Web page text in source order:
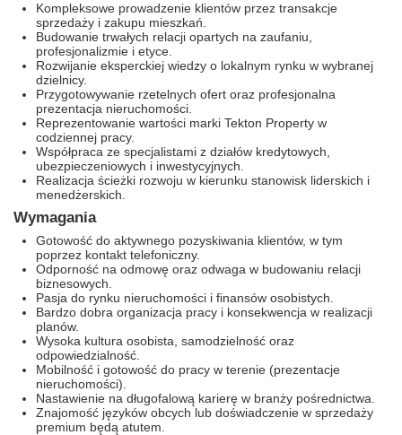
Kompleksowe prowadzenie klientów przez transakcje
sprzedaży i zakupu mieszkań.
Budowanie trwałych relacji opartych na zaufaniu,
profesjonalizmie i etyce.
Rozwijanie eksperckiej wiedzy o lokalnym rynku w wybranej
dzielnicy.
Przygotowywanie rzetelnych ofert oraz profesjonalna
prezentacja nieruchomości.
Reprezentowanie wartości marki Tekton Property w
codziennej pracy.
Współpraca ze specjalistami z działów kredytowych,
ubezpieczeniowych i inwestycyjnych.
Realizacja ścieżki rozwoju w kierunku stanowisk liderskich i
menedżerskich.
Wymagania
Gotowość do aktywnego pozyskiwania klientów, w tym
poprzez kontakt telefoniczny.
Odporność na odmowę oraz odwaga w budowaniu relacji
biznesowych.
Pasja do rynku nieruchomości i finansów osobistych.
Bardzo dobra organizacja pracy i konsekwencja w realizacji
planów.
Wysoka kultura osobista, samodzielność oraz
odpowiedzialność.
Mobilność i gotowość do pracy w terenie (prezentacje
nieruchomości).
Nastawienie na długofalową karierę w branży pośrednictwa.
Znajomość języków obcych lub doświadczenie w sprzedaży
premium będą atutem.